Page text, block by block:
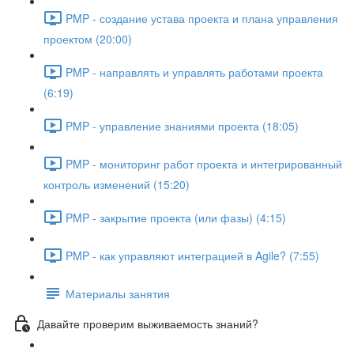
PMP - создание устава проекта и плана управления
проектом (20:00)
PMP - направлять и управлять работами проекта
(6:19)
PMP - управление знаниями проекта (18:05)
PMP - мониторинг работ проекта и интегрированный
контроль изменений (15:20)
PMP - закрытие проекта (или фазы) (4:15)
PMP - как управляют интеграцией в Agile? (7:55)
Материалы занятия
Давайте проверим выживаемость знаний?